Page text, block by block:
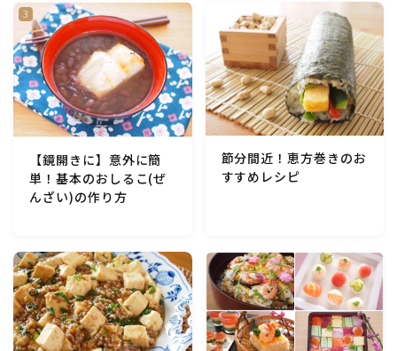
もやし・豆苗・たけのこ・せり・ふき・その他山菜料理
洋菓子 (焼き菓子)
洋菓子 (冷菓)
洋菓子 (その他)
マクロビスイーツ・自然派おやつ
パン・パンケーキ・スコーン・食事パイ・ケークサレ・
粉もの
【鏡開きに】意外に簡
単！基本のおしるこ(ぜ
んざい)の作り方
節分間近！恵方巻きのお
すすめレシピ